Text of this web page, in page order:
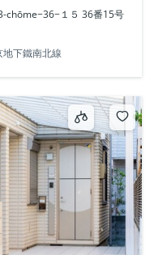
chōme−36−１５ 36番15号
地下鐵南北線